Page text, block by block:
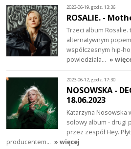
2023-06-19, godz. 13:36
ROSALIE. -
Trzeci album
alternatywnym
współczesnym hip-
powiedziała… »
2023-06-12, godz. 17:30
NOSOWSKA -
18.06.2023
Katarzyna Nosowska
solowy album - drugi
przez zespół Hey.
producentem… » więcej